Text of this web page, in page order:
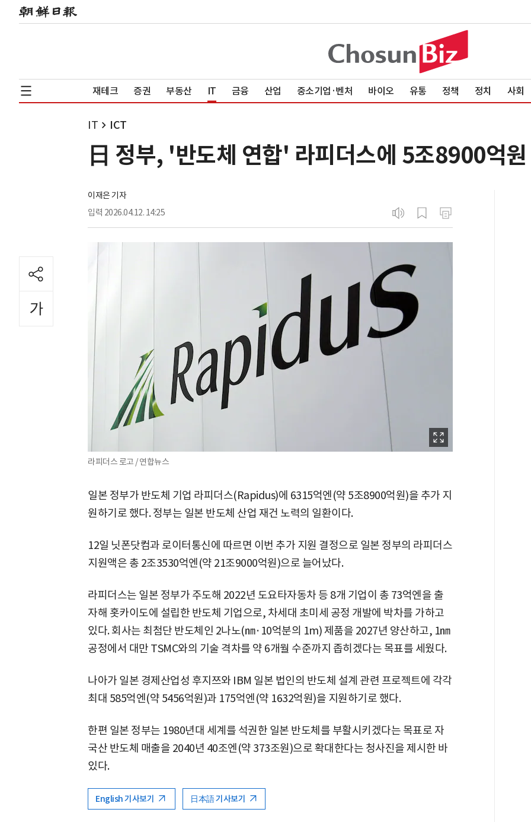
재테크 증권 부동산 IT 금융 산업 중소기업·벤처 바이오 유통 정책 정치 사회
IT ICT
日 정부, '반도체 연합' 라피더스에 5조8900억
이재은 기자
입력 2026.04.12. 14:25
라피더스 로고 / 연합뉴스
일본 정부가 반도체 기업 라피더스(Rapidus)에 6315억엔(약 5조8900억원)을 추가 지
원하기로 했다. 정부는 일본 반도체 산업 재건 노력의 일환이다.
12일 닛폰닷컴과 로이터통신에 따르면 이번 추가 지원 결정으로 일본 정부의 라피더스
지원액은 총 2조3530억엔(약 21조9000억원)으로 늘어났다.
라피더스는 일본 정부가 주도해 2022년 도요타자동차 등 8개 기업이 총 73억엔을 출
자해 홋카이도에 설립한 반도체 기업으로, 차세대 초미세 공정 개발에 박차를 가하고
있다. 회사는 최첨단 반도체인 2나노(㎚·10억분의 1m) 제품을 2027년 양산하고, 1㎚
공정에서 대만 TSMC와의 기술 격차를 약 6개월 수준까지 좁히겠다는 목표를 세웠다.
나아가 일본 경제산업성 후지쯔와 IBM 일본 법인의 반도체 설계 관련 프로젝트에 각각
최대 585억엔(약 5456억원)과 175억엔(약 1632억원)을 지원하기로 했다.
한편 일본 정부는 1980년대 세계를 석권한 일본 반도체를 부활시키겠다는 목표로 자
국산 반도체 매출을 2040년 40조엔(약 373조원)으로 확대한다는 청사진을 제시한 바
있다.
English 기사보기 日本語 기사보기